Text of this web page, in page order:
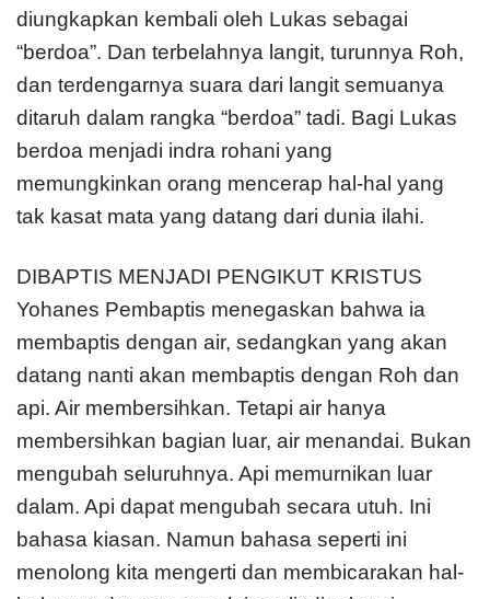
diungkapkan kembali oleh Lukas sebagai
“berdoa”. Dan terbelahnya langit, turunnya Roh,
dan terdengarnya suara dari langit semuanya
ditaruh dalam rangka “berdoa” tadi. Bagi Lukas
berdoa menjadi indra rohani yang
memungkinkan orang mencerap hal-hal yang
tak kasat mata yang datang dari dunia ilahi.
DIBAPTIS MENJADI PENGIKUT KRISTUS
Yohanes Pembaptis menegaskan bahwa ia
membaptis dengan air, sedangkan yang akan
datang nanti akan membaptis dengan Roh dan
api. Air membersihkan. Tetapi air hanya
membersihkan bagian luar, air menandai. Bukan
mengubah seluruhnya. Api memurnikan luar
dalam. Api dapat mengubah secara utuh. Ini
bahasa kiasan. Namun bahasa seperti ini
menolong kita mengerti dan membicarakan hal-